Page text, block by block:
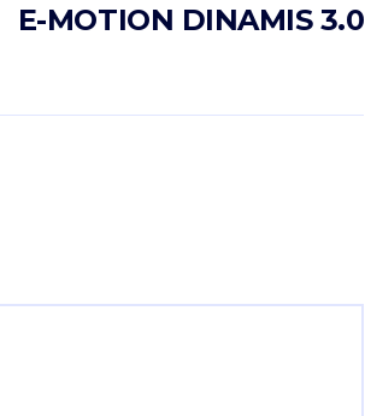
E-MOTION DINAMIS 3.0